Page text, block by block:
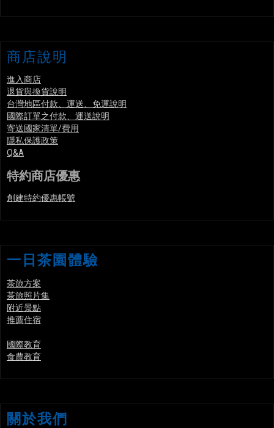
商店說明
進入商店
退貨與換貨說明
台灣地區付款、運送、免運說明
國際訂單之付款、運送說明
寄送國家清單/費用
隱私保護政策
Q&A
特約商店優惠
創建特約優惠帳號
一日茶園體驗
茶旅方案
茶旅照片集
附近景點
推薦住宿
國際教育
食農教育
關於我們